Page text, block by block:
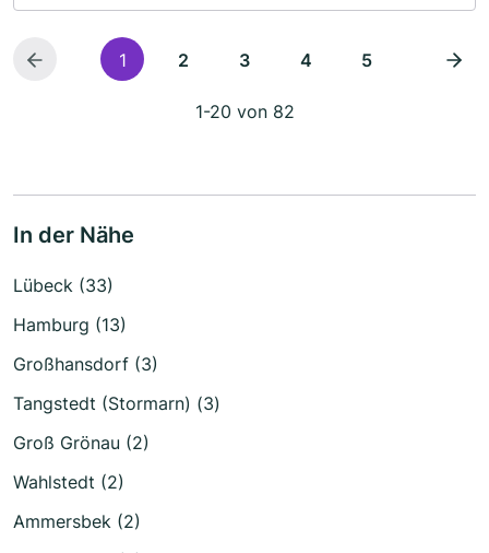
1 2 3 4 5
1-20 von 82
In der Nähe
Lübeck (33)
Hamburg (13)
Großhansdorf (3)
Tangstedt (Stormarn) (3)
Groß Grönau (2)
Wahlstedt (2)
Ammersbek (2)